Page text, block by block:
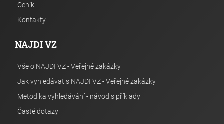
Ceník
Kontakty
NAJDI VZ
Vše o NAJDI VZ - Veřejné zakázky
Jak vyhledávat s NAJDI VZ - Veřejné zakázky
Metodika vyhledávání - návod s příklady
Časté dotazy